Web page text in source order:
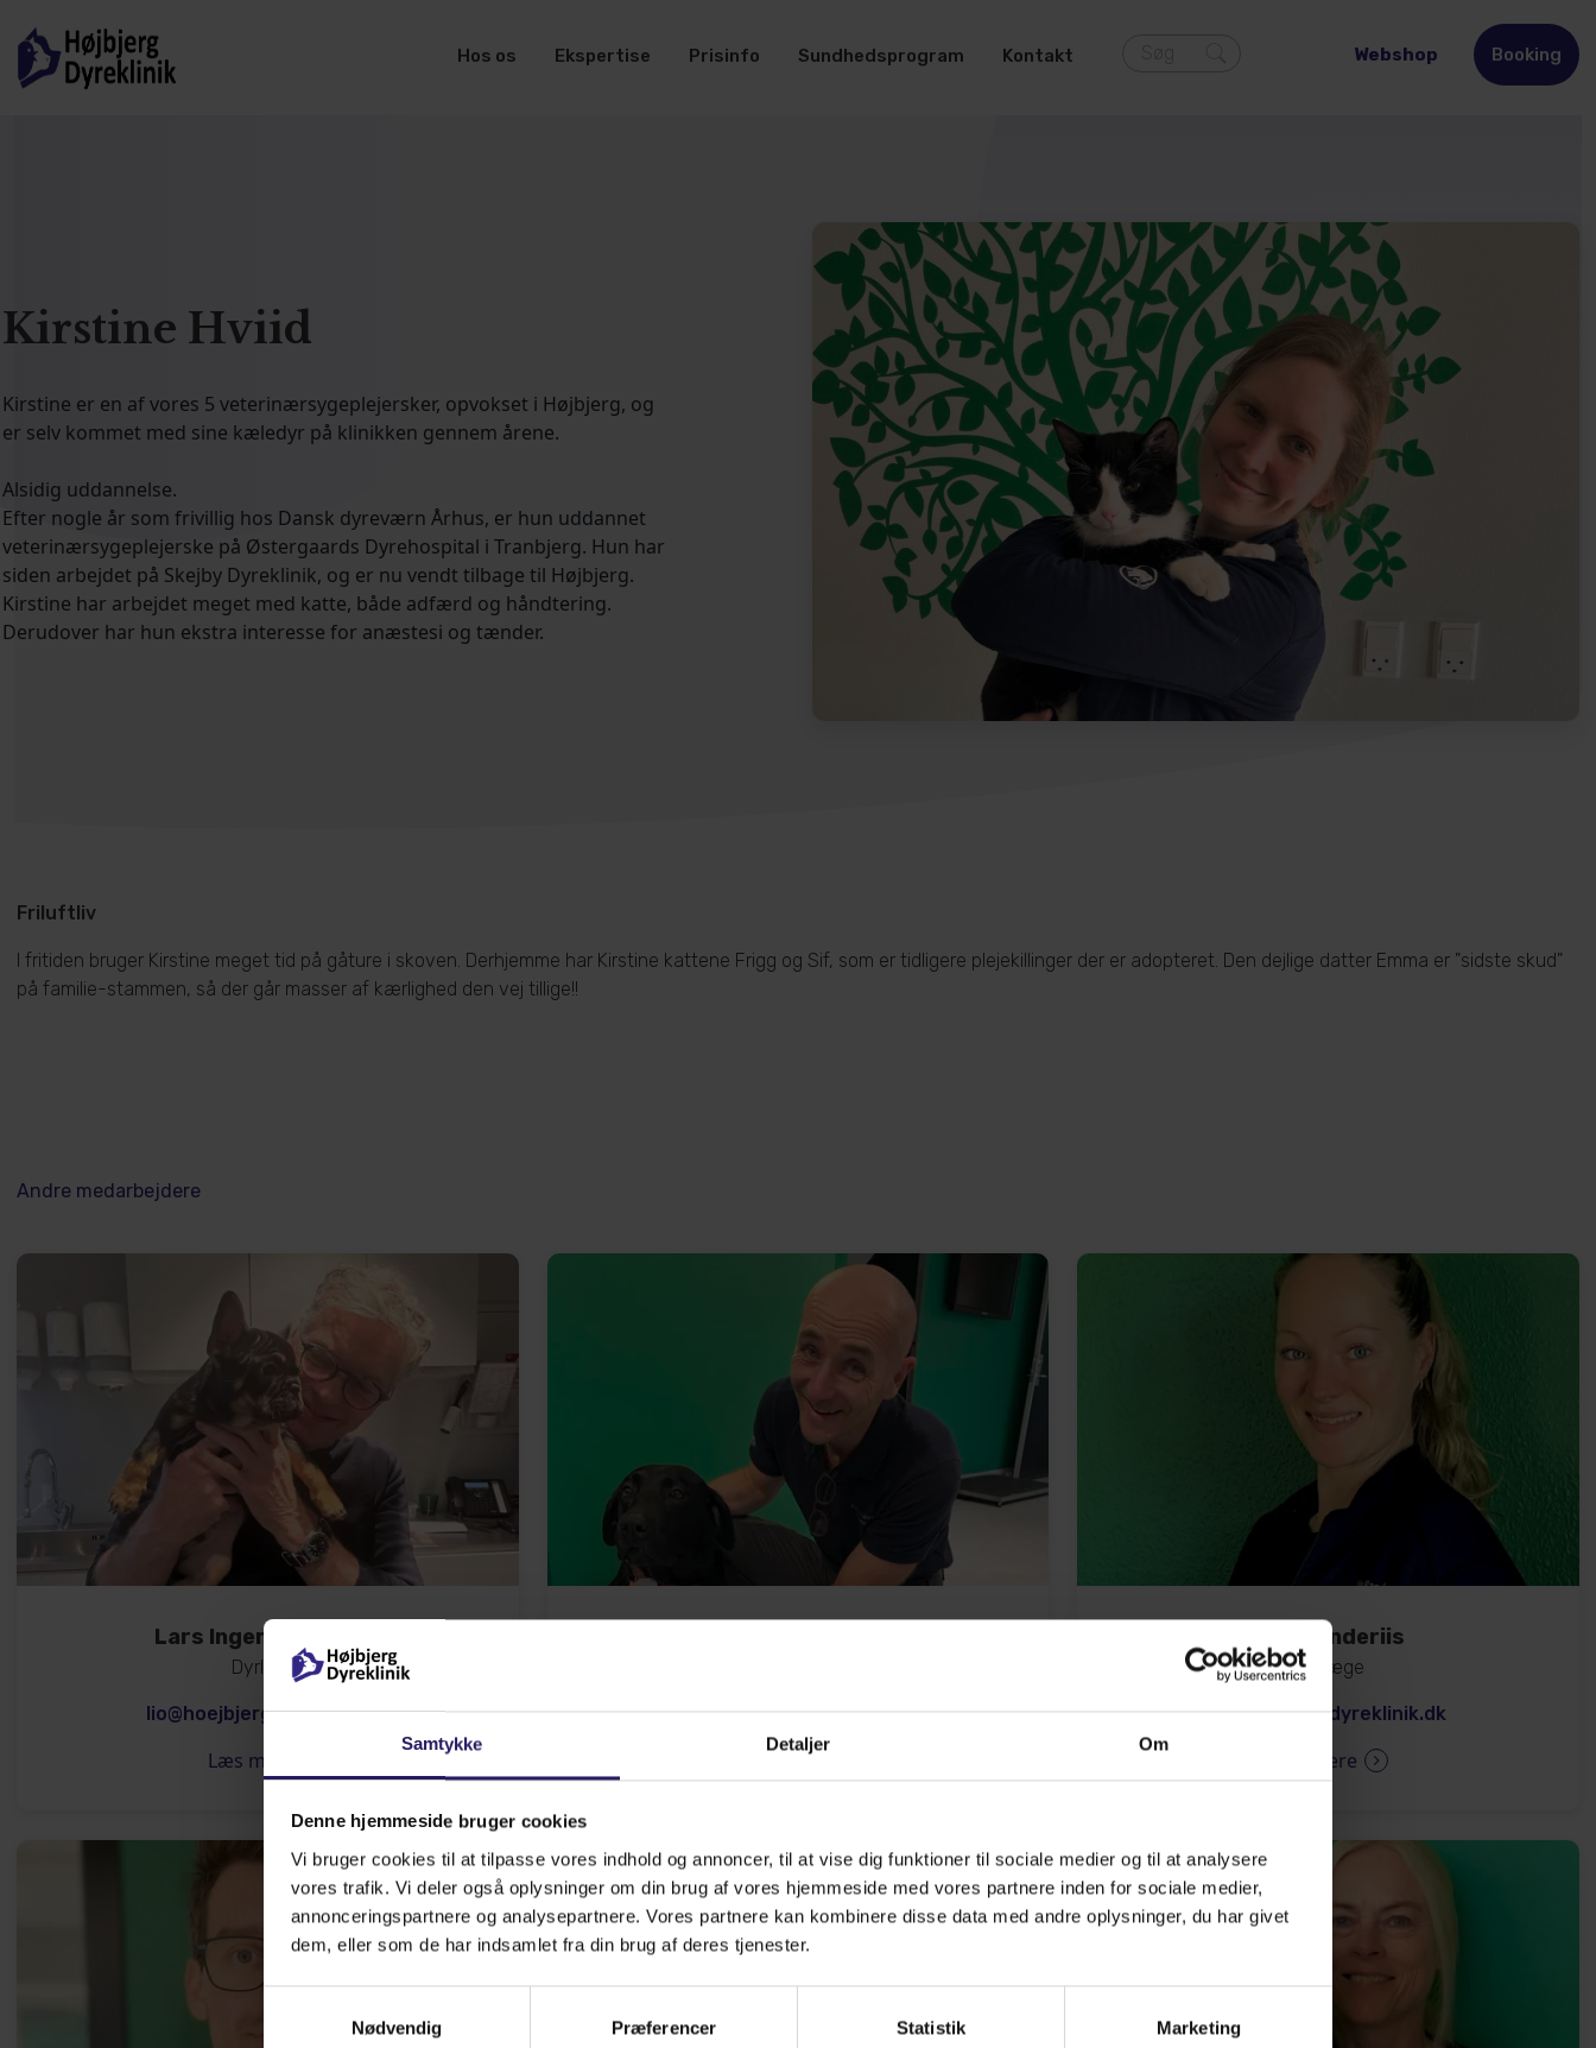
Samtykke Detaljer Om
Denne hjemmeside bruger cookies
Vi bruger cookies til at tilpasse vores indhold og annoncer, til at vise dig funktioner til sociale medier og til at analysere
vores trafik. Vi deler også oplysninger om din brug af vores hjemmeside med vores partnere inden for sociale medier,
annonceringspartnere og analysepartnere. Vores partnere kan kombinere disse data med andre oplysninger, du har givet
dem, eller som de har indsamlet fra din brug af deres tjenester.
Nødvendig
Præferencer Statistik Marketing
Hos os Ekspertise Prisinfo Sundhedsprogram Kontakt Webshop Booking
Kirstine Hviid
Kirstine er en af vores 5 veterinærsygeplejersker, opvokset i Højbjerg, og
er selv kommet med sine kæledyr på klinikken gennem årene.
Alsidig uddannelse.
Efter nogle år som frivillig hos Dansk dyreværn Århus, er hun uddannet
veterinærsygeplejerske på Østergaards Dyrehospital i Tranbjerg. Hun har
siden arbejdet på Skejby Dyreklinik, og er nu vendt tilbage til Højbjerg.
Kirstine har arbejdet meget med katte, både adfærd og håndtering.
Derudover har hun ekstra interesse for anæstesi og tænder.
Friluftliv
I fritiden bruger Kirstine meget tid på gåture i skoven. Derhjemme har Kirstine kattene Frigg og Sif, som er tidligere plejekillinger der er adopteret. Den dejlige datter Emma er "sidste skud"
på familie-stammen, så der går masser af kærlighed den vej tillige!!
Andre medarbejdere
Lars Ingemann Olsen
Dyrlæge
lio@hoejbjergdyreklinik.dk
Læs mere
jk@hoejbjergdyreklinik.dk
Læs mere
Iben Randeriis
Dyrlæge
ir@hoejbjergdyreklinik.dk
Læs mere